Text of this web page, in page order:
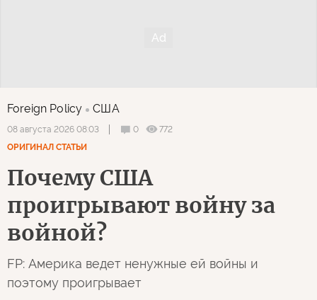
Foreign Policy США
08 августа 2026 08:03 0
772
ОРИГИНАЛ СТАТЬИ
Почему США
проигрывают войну за
войной?
FP: Америка ведет ненужные ей войны и
поэтому проигрывает